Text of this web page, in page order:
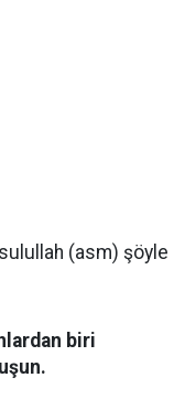
(asm) şöyle
biri